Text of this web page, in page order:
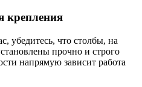
крепления
убедитесь, что столбы, на
прочно и строго
напрямую зависит работа